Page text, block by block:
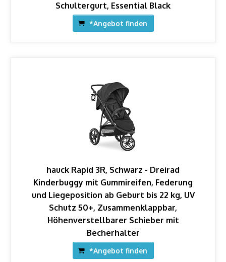
Schultergurt, Essential Black
*Angebot finden
hauck Rapid 3R, Schwarz - Dreirad
Kinderbuggy mit Gummireifen, Federung
und Liegeposition ab Geburt bis 22 kg, UV
Schutz 50+, Zusammenklappbar,
Höhenverstellbarer Schieber mit
Becherhalter
*Angebot finden